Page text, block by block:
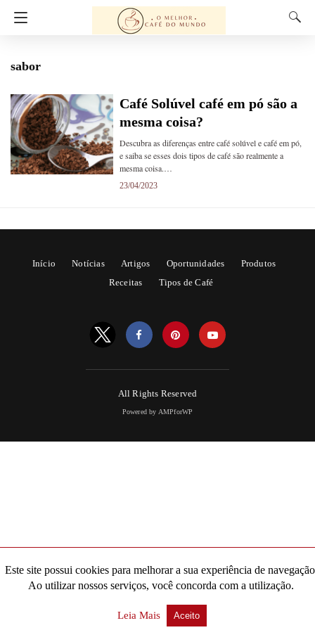
sabor
Café Solúvel café em pó são a
mesma coisa?
Descubra as diferenças entre café solúvel e café em pó,
e saiba se esses dois tipos de café são realmente a
mesma coisa.…
23/04/2023
Início Notícias Artigos Oportunidades
Produtos
Receitas
Tipos de Café
All Rights Reserved
Powered by AMPforWP
Este site possui cookies para melhorar a sua experiência de
Ao utilizar nossos serviços, você concorda com a utilização.
Leia Mais Aceito